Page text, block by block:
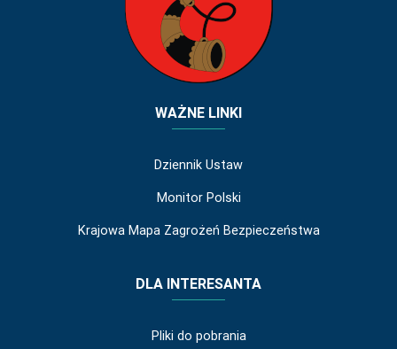
WAŻNE LINKI
Dziennik Ustaw
Monitor Polski
Krajowa Mapa Zagrożeń Bezpieczeństwa
DLA INTERESANTA
Pliki do pobrania